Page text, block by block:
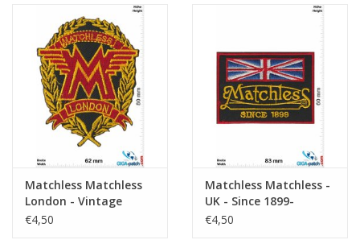
Schlüsselanhänger
Aufkleber
Matchless Matchless
London - Vintage
€4,50
Matchless Matchless -
UK - Since 1899-
Vintage
€4,50